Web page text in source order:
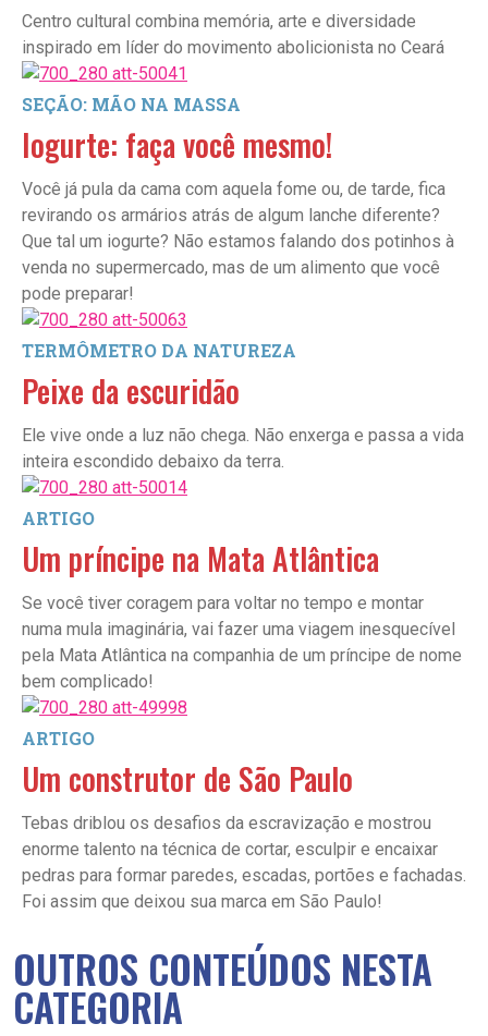
Centro cultural combina memória, arte e diversidade
inspirado em líder do movimento abolicionista no Ceará
SEÇÃO: MÃO NA MASSA
Iogurte: faça você mesmo!
Você já pula da cama com aquela fome ou, de tarde, fica
revirando os armários atrás de algum lanche diferente?
Que tal um iogurte? Não estamos falando dos potinhos à
venda no supermercado, mas de um alimento que você
pode preparar!
TERMÔMETRO DA NATUREZA
Peixe da escuridão
Ele vive onde a luz não chega. Não enxerga e passa a vida
inteira escondido debaixo da terra.
ARTIGO
Um príncipe na Mata Atlântica
Se você tiver coragem para voltar no tempo e montar
numa mula imaginária, vai fazer uma viagem inesquecível
pela Mata Atlântica na companhia de um príncipe de nome
bem complicado!
ARTIGO
Um construtor de São Paulo
Tebas driblou os desafios da escravização e mostrou
enorme talento na técnica de cortar, esculpir e encaixar
pedras para formar paredes, escadas, portões e fachadas.
Foi assim que deixou sua marca em São Paulo!
OUTROS CONTEÚDOS NESTA
CATEGORIA